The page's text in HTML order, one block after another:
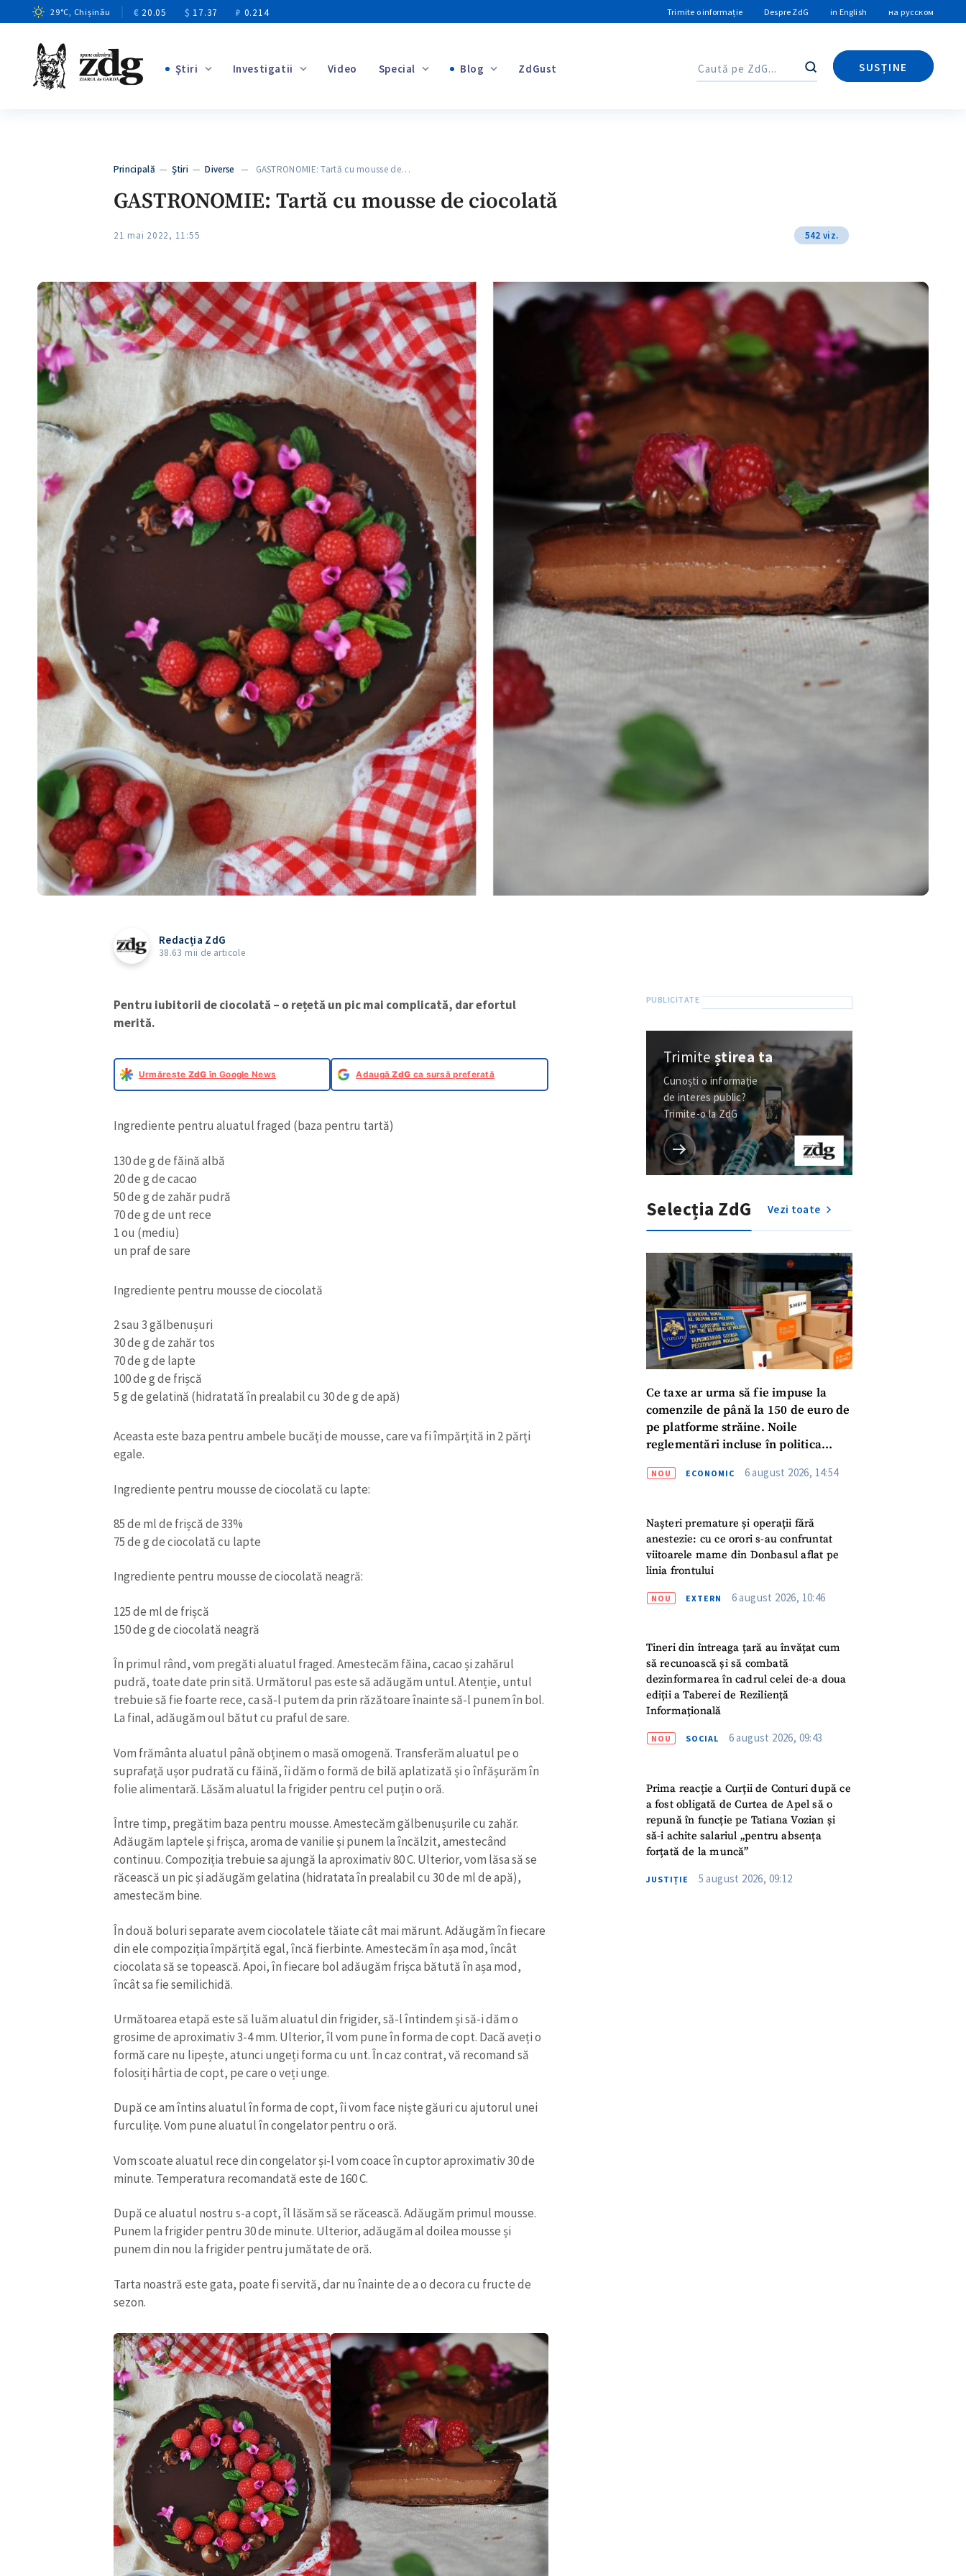
29°C, Chișinău € 20.05 $ 17.37 ₽ 0.214 Trimite o informație Despre ZdG in English на русском
Ştiri Investigatii Video Special Blog ZdGust Caută
SUSȚINE
Caută
Principală —Ştiri —Diverse — GASTRONOMIE: Tartă cu mousse de…
GASTRONOMIE: Tartă cu mousse de ciocolată
21 mai 2022, 11:55 542 viz.
Redacția ZdG
38.63 mii de articole
Pentru iubitorii de ciocolată – o rețetă un pic mai complicată, dar efortul
merită.
Urmărește ZdG în Google News AdaugăZdG ca sursă preferată
Ingrediente pentru aluatul fraged (baza pentru tartă)
130 de g de făină albă
20 de g de cacao
50 de g de zahăr pudră
70 de g de unt rece
1 ou (mediu)
un praf de sare
Ingrediente pentru mousse de ciocolată
2 sau 3 gălbenușuri
30 de g de zahăr tos
70 de g de lapte
100 de g de frișcă
5 g de gelatină (hidratată în prealabil cu 30 de g de apă)
Aceasta este baza pentru ambele bucăți de mousse, care va fi împărțită in 2 părți
egale.
Ingrediente pentru mousse de ciocolată cu lapte:
85 de ml de frișcă de 33%
75 de g de ciocolată cu lapte
Ingrediente pentru mousse de ciocolată neagră:
125 de ml de frișcă
150 de g de ciocolată neagră
În primul rând, vom pregăti aluatul fraged. Amestecăm făina, cacao și zahărul
pudră, toate date prin sită. Următorul pas este să adăugăm untul. Atenție, untul
trebuie să fie foarte rece, ca să-l putem da prin răzătoare înainte să-l punem în bol.
La final, adăugăm oul bătut cu praful de sare.
Vom frământa aluatul până obținem o masă omogenă. Transferăm aluatul pe o
suprafață ușor pudrată cu făină, îi dăm o formă de bilă aplatizată și o înfășurăm în
folie alimentară. Lăsăm aluatul la frigider pentru cel puțin o oră.
Între timp, pregătim baza pentru mousse. Amestecăm gălbenușurile cu zahăr.
Adăugăm laptele și frișca, aroma de vanilie și punem la încălzit, amestecând
continuu. Compoziția trebuie sa ajungă la aproximativ 80 C. Ulterior, vom lăsa să se
răcească un pic și adăugăm gelatina (hidratata în prealabil cu 30 de ml de apă),
amestecăm bine.
În două boluri separate avem ciocolatele tăiate cât mai mărunt. Adăugăm în fiecare
din ele compoziția împărțită egal, încă fierbinte. Amestecăm în așa mod, încât
ciocolata să se topească. Apoi, în fiecare bol adăugăm frișca bătută în așa mod,
încât sa fie semilichidă.
Următoarea etapă este să luăm aluatul din frigider, să-l întindem și să-i dăm o
grosime de aproximativ 3-4 mm. Ulterior, îl vom pune în forma de copt. Dacă aveți o
formă care nu lipește, atunci ungeți forma cu unt. În caz contrat, vă recomand să
folosiți hârtia de copt, pe care o veți unge.
După ce am întins aluatul în forma de copt, îi vom face niște găuri cu ajutorul unei
furculițe. Vom pune aluatul în congelator pentru o oră.
Vom scoate aluatul rece din congelator și-l vom coace în cuptor aproximativ 30 de
minute. Temperatura recomandată este de 160 C.
După ce aluatul nostru s-a copt, îl lăsăm să se răcească. Adăugăm primul mousse.
Punem la frigider pentru 30 de minute. Ulterior, adăugăm al doilea mousse și
punem din nou la frigider pentru jumătate de oră.
Tarta noastră este gata, poate fi servită, dar nu înainte de a o decora cu fructe de
sezon.
Trimiteștirea ta
Cunoști o informație
de interes public?
Trimite-o la ZdG
Selecția ZdG Vezi toate
Ce taxe ar urma să fie impuse la
comenzile de până la 150 de euro de
pe platforme străine. Noile
reglementări incluse în politica
NOU ECONOMIC 6 august 2026, 14:54
Nașteri premature și operații fără
anestezie: cu ce orori s-au confruntat
viitoarele mame din Donbasul aflat pe
linia frontului
NOU EXTERN 6 august 2026, 10:46
Tineri din întreaga țară au învățat cum
să recunoască și să combată
dezinformarea în cadrul celei de-a doua
ediții a Taberei de Reziliență
Informațională
NOU SOCIAL 6 august 2026, 09:43
Prima reacție a Curții de Conturi după ce
a fost obligată de Curtea de Apel să o
repună în funcție pe Tatiana Vozian și
să-i achite salariul „pentru absența
forțată de la muncă”
JUSTIȚIE 5 august 2026, 09:12
Titlu știre
+ Încarcă imagine
Link media
Mesajul știrei + Mesajul știrei
+ Numele meu
+ Telefon personal
TRIMITE ȘTIREA